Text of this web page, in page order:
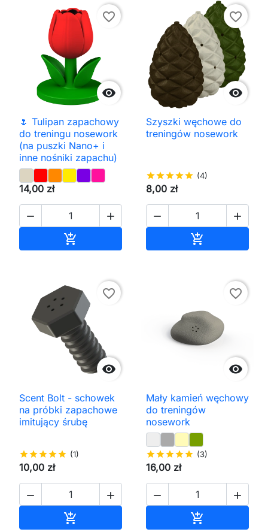

favorite_border
🌷 Tulipan zapachowy
do treningu nosework
(na puszki Nano+ i
inne nośniki zapachu)
14,00 zł
 


favorite_border
Szyszki węchowe do
treningów nosework
starstarstarstarstar (4)
8,00 zł
 


favorite_border
Scent Bolt - schowek
na próbki zapachowe
imitujący śrubę
starstarstarstarstar (1)
10,00 zł
 


favorite_border
Mały kamień węchowy
do treningów
nosework
starstarstarstarstar (3)
16,00 zł
 
